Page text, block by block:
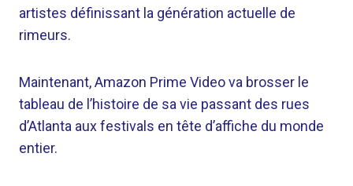
artistes définissant la génération actuelle de
rimeurs.
Maintenant, Amazon Prime Video va brosser le
tableau de l’histoire de sa vie passant des rues
d’Atlanta aux festivals en tête d’affiche du monde
entier.